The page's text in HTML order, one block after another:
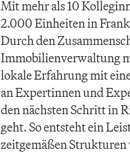
Mit mehr als 10
2.000 Einheiten in
Durch den
Immobilienverwaltung
lokale Erfahrung mit
an Expertinnen und
den nächsten Schritt in
geht. So entsteht ein
zeitgemäßen